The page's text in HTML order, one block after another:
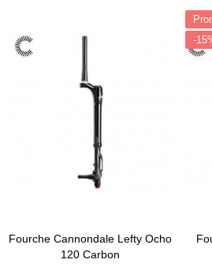
Fourche Cannondale Lefty Ocho
120 Carbon
-